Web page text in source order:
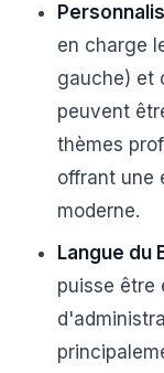
en charge
gauche) et
peuvent
thèmes
offrant une
moderne.
Langue du
puisse être